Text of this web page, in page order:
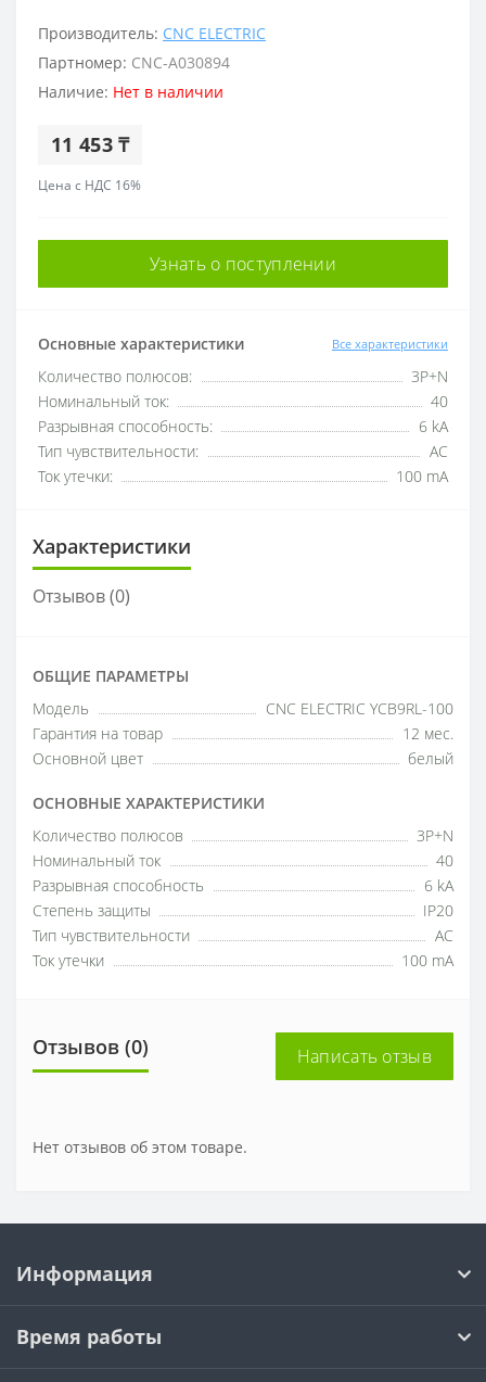
Производитель: CNC ELECTRIC
Партномер: CNC-A030894
Наличие: Нет в наличии
11 453 ₸
Цена с НДС 16%
Узнать о поступлении
Основные характеристики Все характеристики
Количество полюсов:
3P+N
Номинальный ток:
40
Разрывная способность:
6 kA
Тип чувствительности:
AC
Ток утечки:
100 mA
Характеристики
Отзывов (0)
ОБЩИЕ ПАРАМЕТРЫ
Модель
CNC ELECTRIC YCB9RL-100
Гарантия на товар
12 мес.
Основной цвет
белый
ОСНОВНЫЕ ХАРАКТЕРИСТИКИ
Количество полюсов
3P+N
Номинальный ток
40
Разрывная способность
6 kA
Степень защиты
IP20
Тип чувствительности
AC
Ток утечки
100 mA
Отзывов (0) Написать отзыв
Нет отзывов об этом товаре.
Информация
Время работы